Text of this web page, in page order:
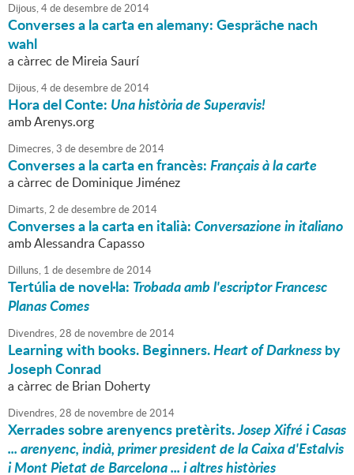
Dijous,4dedesembrede2014
Converses a la carta en alemany: Gespräche nach
wahl
a càrrec de Mireia Saurí
Dijous,4dedesembrede2014
Hora del Conte: Una història de Superavis!
amb Arenys.org
Dimecres,3 dedesembrede2014
Converses a la carta en francès:Français à la carte
a càrrec de Dominique Jiménez
Dimarts,2 dedesembrede2014
Converses a la carta en italià:Conversazione in italiano
amb Alessandra Capasso
Dilluns, 1 dedesembrede2014
Tertúlia de novel·la: Trobada amb l'escriptor Francesc
Planas Comes
Divendres,28 de novembrede2014
Learning with books. Beginners.Heart of Darknessby
Joseph Conrad
a càrrec de Brian Doherty
Divendres,28 de novembrede2014
Xerrades sobre arenyencs pretèrits.Josep Xifré i Casas
... arenyenc, indià, primer president de la Caixa d'Estalvis
i Mont Pietat de Barcelona ... i altres històries